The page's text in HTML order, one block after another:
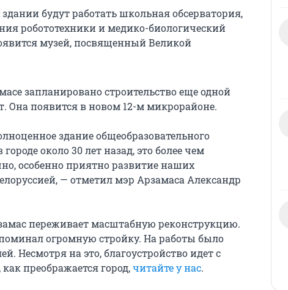
будут работать школьная обсерватория,
робототехники и медико-биологический
музей, посвященный Великой
запланировано строительство еще одной
Она появится в новом 12-м микрорайоне.
здание общеобразовательного
около 30 лет назад, это более чем
особенно приятно развитие наших
— отметил мэр Арзамаса Александр
переживает масштабную реконструкцию.
огромную стройку. На работы было
Несмотря на это, благоустройство идет с
преображается город,читайте у нас.